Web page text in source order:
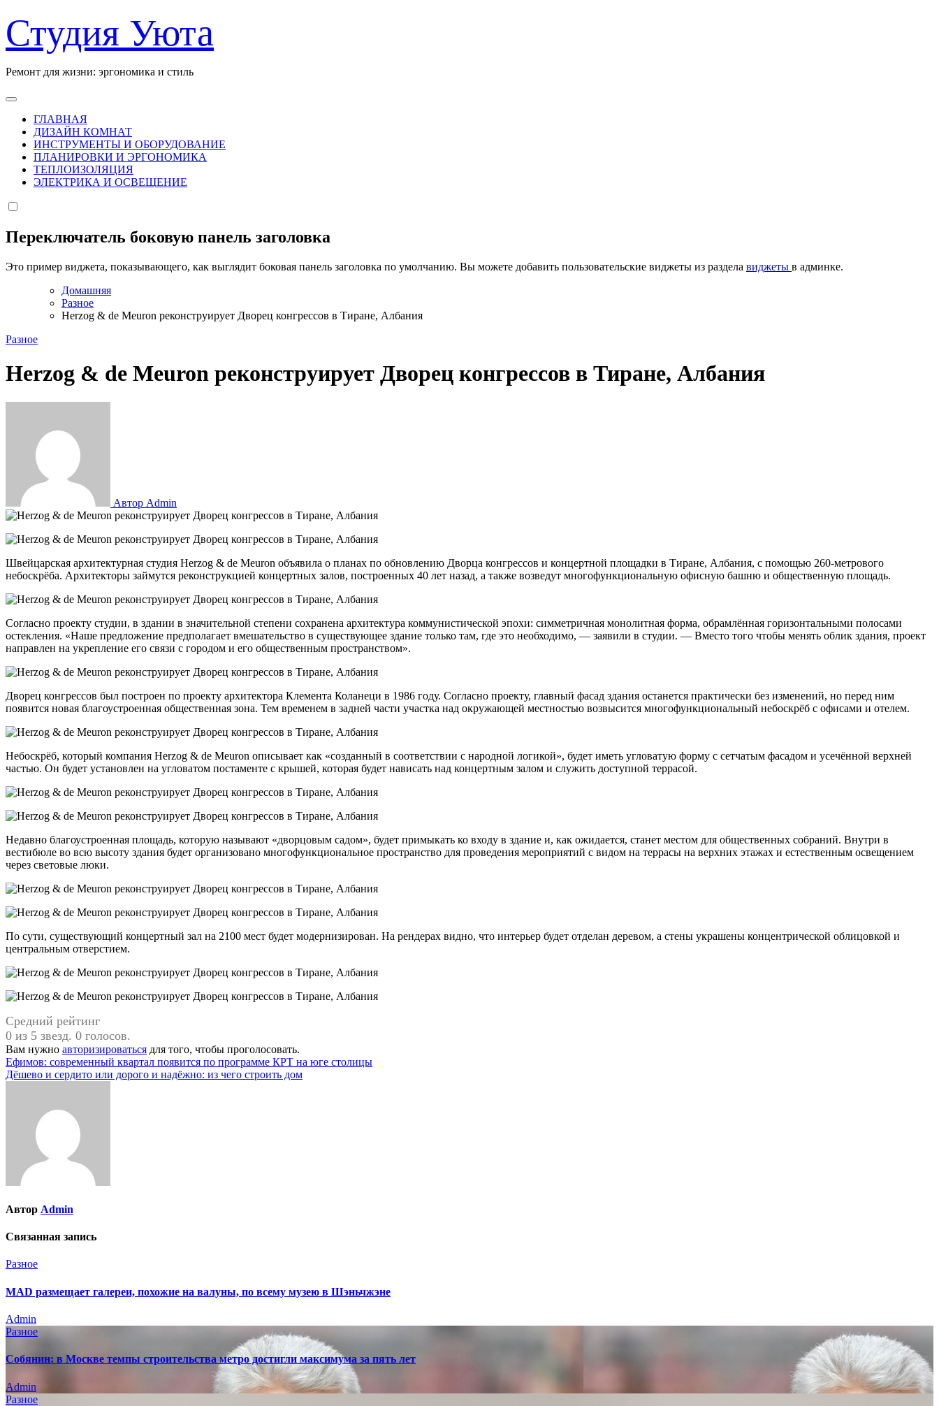
к
содержанию
Студия Уюта
Ремонт для жизни: эргономика и стиль
ГЛАВНАЯ
ДИЗАЙН КОМНАТ
ИНСТРУМЕНТЫ И ОБОРУДОВАНИЕ
ПЛАНИРОВКИ И ЭРГОНОМИКА
ТЕПЛОИЗОЛЯЦИЯ
ЭЛЕКТРИКА И ОСВЕЩЕНИЕ
Переключатель боковую панель заголовка
Это пример виджета, показывающего, как выглядит боковая панель заголовка по умолчанию. Вы можете добавить пользовательские виджеты из раздела виджеты в админке.
Домашняя
Разное
Herzog & de Meuron реконструирует Дворец конгрессов в Тиране, Албания
Разное
Herzog & de Meuron реконструирует Дворец конгрессов в Тиране, Албания
Автор Admin
Швейцарская архитектурная студия Herzog & de Meuron объявила о планах по обновлению Дворца конгрессов и концертной площадки в Тиране, Албания, с помощью 260-метрового
небоскрёба. Архитекторы займутся реконструкцией концертных залов, построенных 40 лет назад, а также возведут многофункциональную офисную башню и общественную площадь.
Согласно проекту студии, в здании в значительной степени сохранена архитектура коммунистической эпохи: симметричная монолитная форма, обрамлённая горизонтальными полосами
остекления. «Наше предложение предполагает вмешательство в существующее здание только там, где это необходимо, — заявили в студии. — Вместо того чтобы менять облик здания, проект
направлен на укрепление его связи с городом и его общественным пространством».
Дворец конгрессов был построен по проекту архитектора Клемента Коланеци в 1986 году. Согласно проекту, главный фасад здания останется практически без изменений, но перед ним
появится новая благоустроенная общественная зона. Тем временем в задней части участка над окружающей местностью возвысится многофункциональный небоскрёб с офисами и отелем.
Небоскрёб, который компания Herzog & de Meuron описывает как «созданный в соответствии с народной логикой», будет иметь угловатую форму с сетчатым фасадом и усечённой верхней
частью. Он будет установлен на угловатом постаменте с крышей, которая будет нависать над концертным залом и служить доступной террасой.
Недавно благоустроенная площадь, которую называют «дворцовым садом», будет примыкать ко входу в здание и, как ожидается, станет местом для общественных собраний. Внутри в
вестибюле во всю высоту здания будет организовано многофункциональное пространство для проведения мероприятий с видом на террасы на верхних этажах и естественным освещением
через световые люки.
По сути, существующий концертный зал на 2100 мест будет модернизирован. На рендерах видно, что интерьер будет отделан деревом, а стены украшены концентрической облицовкой и
центральным отверстием.
Средний рейтинг
0 из 5 звезд. 0 голосов.
Вам нужно авторизироваться для того, чтобы проголосовать.
Навигация
по
Ефимов: современный квартал появится по программе КРТ на юге столицы
Дёшево и сердито или дорого и надёжно: из чего строить дом
Автор Admin
Связанная запись
Разное
MAD размещает галереи, похожие на валуны, по всему музею в Шэньчжэне
Admin
Разное
Собянин: в Москве темпы строительства метро достигли максимума за пять лет
Admin
Разное